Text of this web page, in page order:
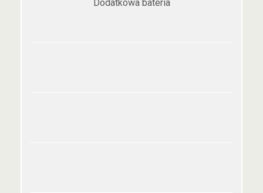
Dodatkowa bateria